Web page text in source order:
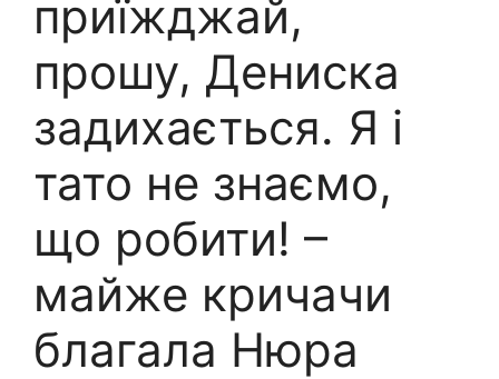
приїжджай,
прошу, Дениска
задихається. Я і
тато не знаємо,
що робити! –
майже кричачи
благала Нюра